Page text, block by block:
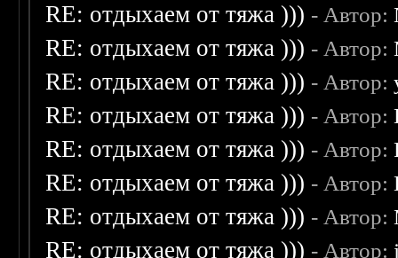
RE: отдыхаем от тяжа ))) - Автор:
RE: отдыхаем от тяжа ))) - Автор:
RE: отдыхаем от тяжа ))) - Автор:
RE: отдыхаем от тяжа ))) - Автор:
RE: отдыхаем от тяжа ))) - Автор:
RE: отдыхаем от тяжа ))) - Автор:
RE: отдыхаем от тяжа ))) - Автор:
RE: отдыхаем от тяжа ))) - Автор: